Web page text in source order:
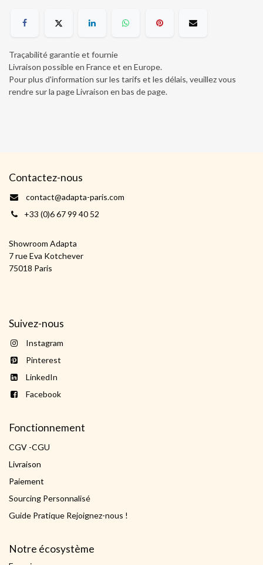
Traçabilité garantie et fournie
Livraison possible en France et en Europe.
Pour plus d'information sur les tarifs et les délais, veuillez vous
rendre sur la page Livraison en bas de page.
Contactez-nous
contact@adapta-paris.com
+33 (0)6 67 99 40 52
Showroom Adapta
7 rue Eva Kotchever
75018 Paris
Suivez-nous
Instagram
Pinterest
LinkedIn
Facebook
Fonctionnement
CGV -CGU
Livraison
Paiement
Sourcing Personnalisé
Guide Pratique Rejoignez-nous !
Notre écosystème